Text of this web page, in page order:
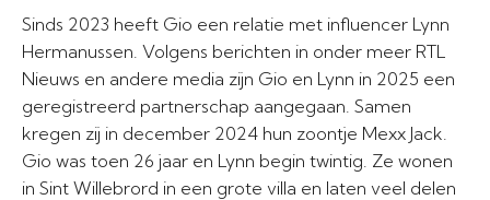
Sinds 2023 heeft Gio een relatie met influencer Lynn
Hermanussen. Volgens berichten in onder meer RTL
Nieuws en andere media zijn Gio en Lynn in 2025 een
geregistreerd partnerschap aangegaan. Samen
kregen zij in december 2024 hun zoontje Mexx Jack.
Gio was toen 26 jaar en Lynn begin twintig. Ze wonen
in Sint Willebrord in een grote villa en laten veel delen